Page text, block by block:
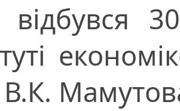
відбувся
В.К.